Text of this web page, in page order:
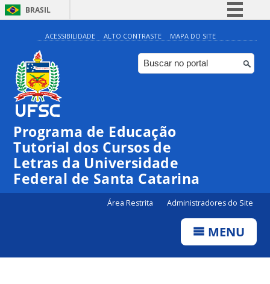
BRASIL
Simplifique!
Comunica BR
Participe
ACESSIBILIDADE ALTO CONTRASTE MAPA DO SITE
Programa de Educação
Tutorial dos Cursos de
Letras da Universidade
Federal de Santa Catarina
Área Restrita Administradores do Site
MENU